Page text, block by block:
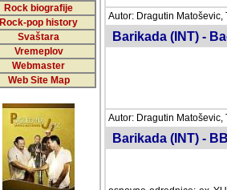
Rock biografije
Rock-pop history
Svaštara
Vremeplov
Webmaster
Web Site Map
Autor: Dragutin Matoševic,
Barikada (INT) -
Autor: Dragutin Matoševic,
Barikada (INT) -